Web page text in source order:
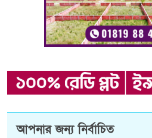
আপনার জন্য নির্বাচিত